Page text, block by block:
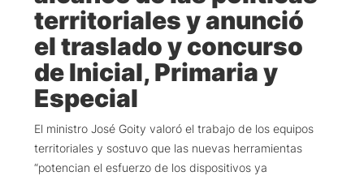
territoriales y anunció
el traslado y concurso
de Inicial, Primaria y
Especial
El ministro José Goity valoró el trabajo de los equipos
territoriales y sostuvo que las nuevas herramientas
“potencian el esfuerzo de los dispositivos ya